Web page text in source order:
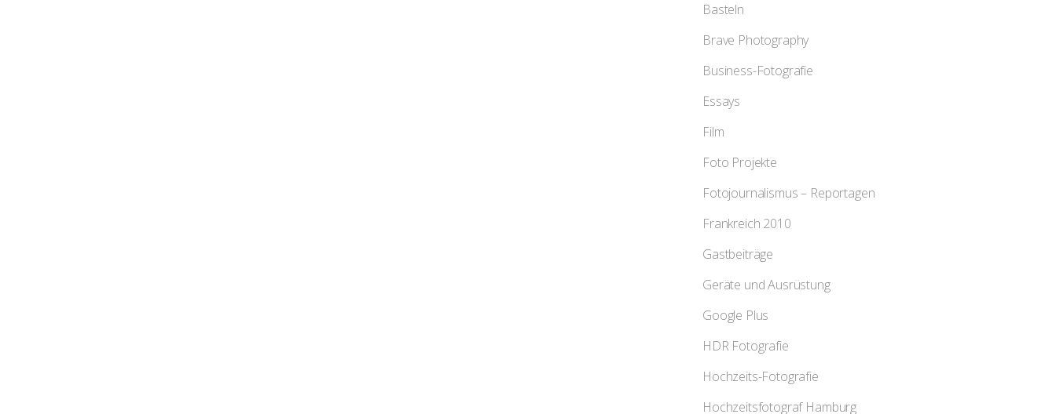
Basteln
Brave Photography
Business-Fotografie
Essays
Film
Foto Projekte
Fotojournalismus – Reportagen
Frankreich 2010
Gastbeiträge
Geräte und Ausrüstung
Google Plus
HDR Fotografie
Hochzeits-Fotografie
Hochzeitsfotograf Hamburg